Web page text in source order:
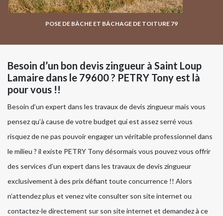
POSE DE BÂCHE ET BÂCHAGE DE TOITURE 79
Besoin d’un bon devis zingueur à Saint Loup
Lamaire dans le 79600 ? PETRY Tony est là
pour vous !!
Besoin d’un expert dans les travaux de devis zingueur mais vous
pensez qu’à cause de votre budget qui est assez serré vous
risquez de ne pas pouvoir engager un véritable professionnel dans
le milieu ? il existe PETRY Tony désormais vous pouvez vous offrir
des services d’un expert dans les travaux de devis zingueur
exclusivement à des prix défiant toute concurrence !! Alors
n’attendez plus et venez vite consulter son site internet ou
contactez-le directement sur son site internet et demandez à ce